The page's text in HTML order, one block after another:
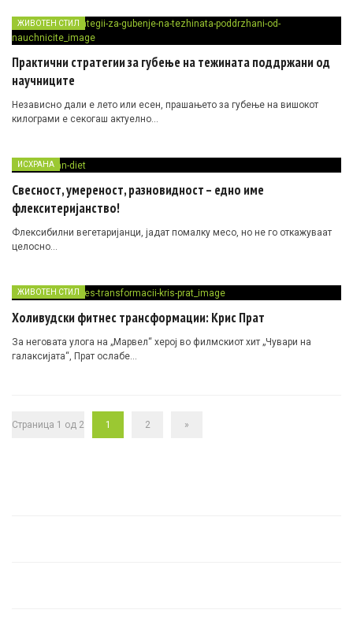
ЖИВОТЕН СТИЛ
Практични стратегии за губење на тежината поддржани од
научниците
Независно дали е лето или есен, прашањето за губење на вишокот
килограми е секогаш актуелно…
ИСХРАНА
Свесност, умереност, разновидност – едно име
флекситеријанство!
Флексибилни вегетаријанци, јадат помалку месо, но не го откажуваат
целосно…
ЖИВОТЕН СТИЛ
Холивудски фитнес трансформации: Крис Прат
За неговата улога на „Марвел“ херој во филмскиот хит „Чувари на
галаксијата“, Прат ослабе…
Страница 1 од 2 1 2 »